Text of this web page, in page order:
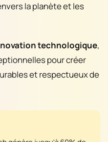
la planète et les
technologique,
pour créer
et respectueux de